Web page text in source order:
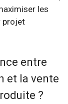
les
projet
entre
et la vente
?